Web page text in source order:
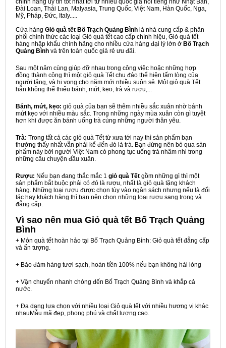
chính hãng uy tín tốt nhất tới từ nhiều quốc gia nổi tiếng như Nhật Bản,
Đài Loan, Thái Lan, Malyasia, Trung Quốc, Việt Nam, Hàn Quốc, Nga,
Mỹ, Pháp, Đức, Italy.....
Cửa hàng Giỏ quà tết Bố Trạch Quảng Bình là nhà cung cấp & phân
phối chính thức các loại Giỏ quà tết cao cấp chính hiệu, Giỏ quà tết
hàng nhập khẩu chính hãng cho nhiều cửa hàng đại lý lớn ở Bố Trạch
Quảng Bình và trên toàn quốc giá rẻ ưu đãi.
Sau một năm cùng giúp đỡ nhau trong công việc hoặc những hợp
đồng thành công thì một giỏ quà Tết chu đáo thể hiện tấm lòng của
người tặng, và hi vọng cho năm mới nhiều suôn sẻ. Một giỏ quà Tết
hẳn không thể thiếu bánh, mứt, kẹo, trà và rượu,...
Bánh, mứt, kẹo: giỏ quà của bạn sẽ thêm nhiều sắc xuân nhờ bánh
mứt kẹo với nhiều màu sắc. Trong những ngày mùa xuân còn gì tuyệt
hơn khi được ăn bánh uống trà cùng những người thân yêu.
Trà: Trong tất cả các giỏ quà Tết từ xưa tới nay thì sản phẩm bạn
thường thấy nhất vẫn phải kể đến đó là trà. Bạn đừng nên bỏ qua sản
phẩm này bởi người Việt Nam có phong tục uống trà nhâm nhi trong
những câu chuyện đầu xuân.
Rượu: Nếu bạn đang thắc mắc 1 giỏ quà Tết gồm những gì thì một
sản phẩm bắt buộc phải có đó là rượu, nhất là giỏ quà tặng khách
hàng. Những loại rượu được chọn tùy vào ngân sách nhưng nếu là đối
tác hay khách hàng thì bạn nên chọn những loại rượu sang trọng và
đẳng cấp.
Vì sao nên mua Giỏ quà tết Bố Trạch Quảng
Bình
+ Món quà tết hoàn hảo tại Bố Trạch Quảng Bình: Giỏ quà tết đẳng cấp
và ấn tượng.
+ Bảo đảm hàng tươi sạch, hoàn tiền 100% nếu bạn không hài lòng
+ Vận chuyển nhanh chóng đến Bố Trạch Quảng Bình và khắp cả
nước.
+ Đa dạng lựa chọn với nhiều loại Giỏ quà tết với nhiều hương vị khác
nhauMẫu mã đẹp, phong phú và chất lượng cao.